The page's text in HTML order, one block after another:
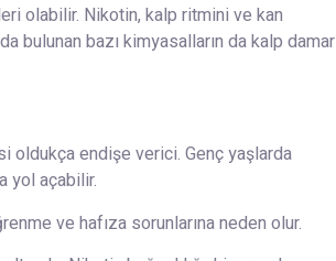
olabilir. Nikotin, kalp ritmini ve kan
bulunan bazı kimyasalların da kalp damar
oldukça endişe verici. Genç yaşlarda
yol açabilir.
ve hafıza sorunlarına neden olur.